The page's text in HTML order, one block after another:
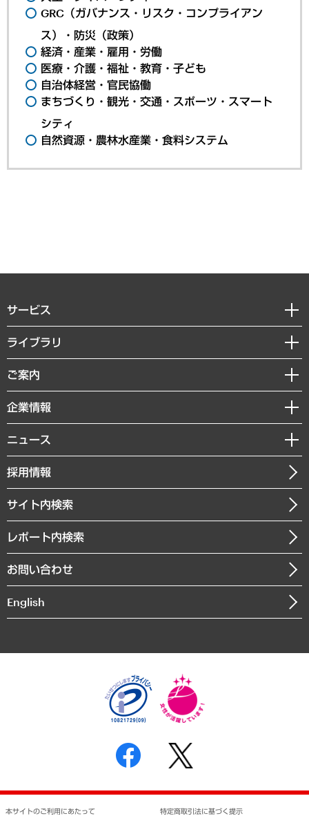
GRC（ガバナンス・リスク・コンプライアン
ス）・防災（政策）
経済・産業・雇用・労働
医療・介護・福祉・教育・子ども
自治体経営・官民協働
まちづくり・観光・交通・スポーツ・スマート
シティ
自然資源・農林水産業・食料システム
サービス
経営戦略
組織・人事戦略
デジタルイノベーション
共生・ダイバーシティ
GRC（ガバナンス・リスク・コンプライアンス）・防災（政策）
経済・産業・雇用・労働
まちづくり・観光・交通・スポーツ・スマートシティ
自然資源・農林水産業・食料システム
ライブラリ
経済調査
レポート
コラム
経営用語集
受託・受注実績（官公庁関連）
メディア掲載・出演
ご案内
セミナー・イベント情報
MUFGビジネスセミナー
受託案件情報
企業情報
私たちの想い
社長メッセージ
会社概要
沿革
組織図・本部部室紹介
インドネシア現地法人
個人情報保護方針
反社会的勢力に対する基本方針
書面による個人情報の開示等の請求の手続きについて
ニュース
ニュースリリース
お知らせ
採用情報
サイト内検索
レポート内検索
お問い合わせ
English
本サイトのご利用にあたって 特定商取引法に基づく提示